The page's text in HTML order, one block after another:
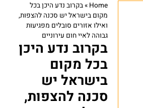
Home
»בקרוב נדע היכן בכל
מקום בישראל יש סכנה להצפות,
ואילו אזורים סובלים מפגיעות
גבוהה לאיי חום עירוניים
בקרוב נדע היכן
בכל מקום
בישראל יש
סכנה להצפות,